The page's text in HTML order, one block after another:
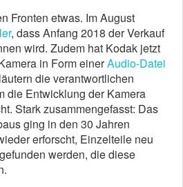
Fronten etwas. Im August
, dass Anfang 2018 der Verkauf
wird. Zudem hat Kodak jetzt
in Form einerAudio-Datei
die verantwortlichen
die Entwicklung der Kamera
Stark zusammengefasst: Das
ging in den 30 Jahren
erforscht, Einzelteile neu
werden, die diese